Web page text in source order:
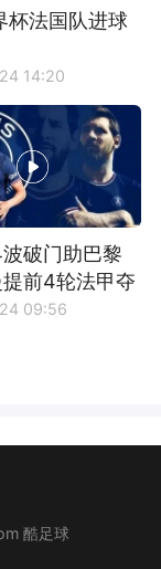
杯法国队进球
14:20
破门助巴黎
前4轮法甲夺
09:56
酷足球